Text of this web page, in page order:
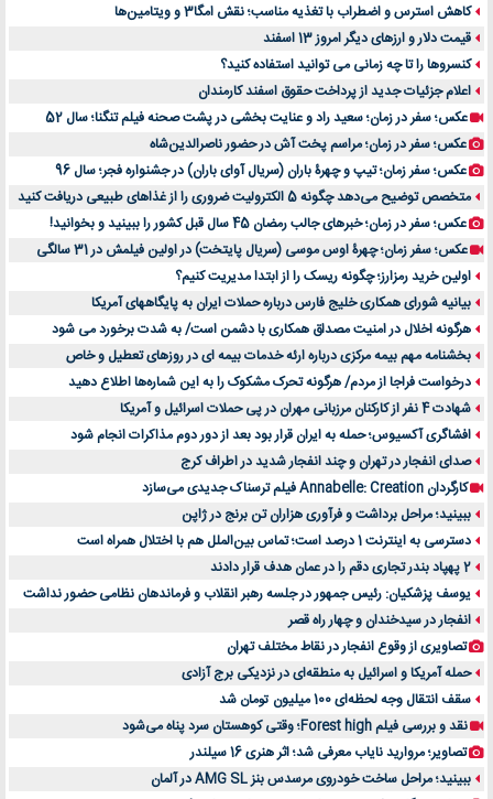
کاهش استرس و اضطراب با تغذیه مناسب؛ نقش امگا3 و ویتامین‌ها
قیمت دلار و ارزهای دیگر امروز 13 اسفند
کنسروها را تا چه زمانی می توانید استفاده کنید؟
اعلام جزئیات جدید از پرداخت حقوق اسفند کارمندان
عکس؛ سفر در زمان؛ سعید راد و عنایت بخشی در پشت صحنه فیلم تنگنا؛ سال 52
عکس؛ سفر در زمان؛ مراسم پخت آش در حضور ناصرالدین‌شاه
عکس؛ سفر زمان؛ تیپ و چهرۀ باران (سریال آوای باران) در جشنواره فجر؛ سال 96
متخصص توضیح می‌دهد چگونه 5 الکترولیت ضروری را از غذاهای طبیعی دریافت کنید
عکس؛ سفر در زمان؛ خبرهای جالب رمضان 45 سال قبل کشور را ببینید و بخوانید!
عکس؛ سفر زمان؛ چهرۀ اوس موسی (سریال پایتخت) در اولین فیلمش در 31 سالگی
اولین خرید رمزارز؛ چگونه ریسک را از ابتدا مدیریت کنیم؟
بیانیه شورای همکاری خلیج فارس درباره حملات ایران به پایگاههای آمریکا
هرگونه اخلال در امنیت مصداق همکاری با دشمن است/ به شدت برخورد می شود
بخشنامه مهم بیمه مرکزی درباره ارئه خدمات بیمه ای در روزهای تعطیل و خاص
درخواست فراجا از مردم/ هرگونه تحرک مشکوک را به این شماره‌ها اطلاع دهید
شهادت 4 نفر از کارکنان مرزبانی مهران در پی حملات اسرائیل و آمریکا
افشاگری آکسیوس؛ حمله به ایران قرار بود بعد از دور دوم مذاکرات انجام شود
صدای انفجار در تهران و چند انفجار شدید در اطراف کرج
کارگردان Annabelle: Creation فیلم ترسناک جدیدی می‌سازد
ببینید؛ مراحل برداشت و فرآوری هزاران تن برنج در ژاپن
دسترسی به اینترنت 1 درصد است؛ تماس بین‌الملل هم با اختلال همراه است
2 پهپاد بندر تجاری دقم را در عمان هدف قرار دادند
یوسف پزشکیان: رئیس جمهور در جلسه رهبر انقلاب و فرماندهان نظامی حضور نداشت
انفجار در سیدخندان و چهار راه قصر
تصاویری از وقوع انفجار در نقاط مختلف تهران
حمله آمریکا و اسرائیل به منطقه‌ای در نزدیکی برج آزادی
سقف انتقال وجه لحظه‌ای 100 میلیون تومان شد
نقد و بررسی فیلم Forest high؛ وقتی کوهستان سرد پناه می‌شود
تصاویر؛ مروارید نایاب معرفی شد؛ اثر هنری 16 سیلندر
ببینید؛ مراحل ساخت خودروی مرسدس بنز AMG SL در آلمان